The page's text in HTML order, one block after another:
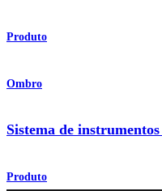
Produto
Ombro
Sistema de
Produto